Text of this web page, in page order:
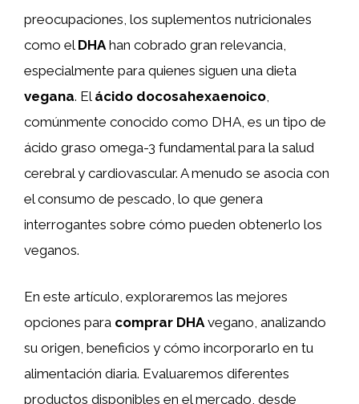
preocupaciones, los suplementos nutricionales
como el DHAhan cobrado gran relevancia,
especialmente para quienes siguen una dieta
vegana. El ácido docosahexaenoico,
comúnmente conocido como DHA, es un tipo de
ácido graso omega-3 fundamental para la salud
cerebral y cardiovascular. A menudo se asocia con
el consumo de pescado, lo que genera
interrogantes sobre cómo pueden obtenerlo los
veganos.
En este artículo, exploraremos las mejores
opciones para comprar DHA vegano, analizando
su origen, beneficios y cómo incorporarlo en tu
alimentación diaria. Evaluaremos diferentes
productos disponibles en el mercado, desde